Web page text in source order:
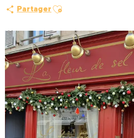
Partager Ajouter aux favoris